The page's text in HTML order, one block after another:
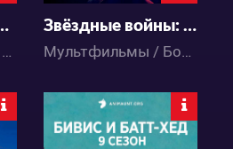
Фильм
Аниме / Комедия / Повседневность / Романтика / Сёнэн / Школа
Звёздные войны: Сказания о джедаях
Мультфильмы / Боевик / Драма / Фантастика / Фэнтези